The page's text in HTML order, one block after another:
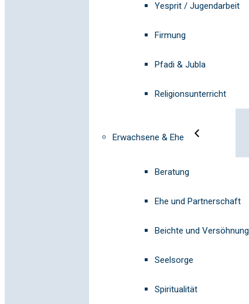
Yesprit / Jugendarbeit
Firmung
Pfadi & Jubla
Religionsunterricht
Erwachsene & Ehe
Beratung
Ehe und Partnerschaft
Beichte und Versöhnung
Seelsorge
Spiritualität